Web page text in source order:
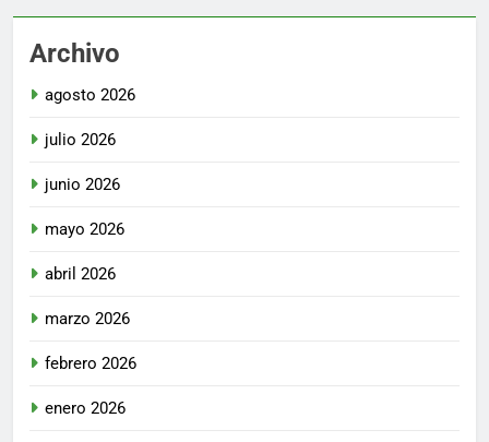
Archivo
agosto 2026
julio 2026
junio 2026
mayo 2026
abril 2026
marzo 2026
febrero 2026
enero 2026